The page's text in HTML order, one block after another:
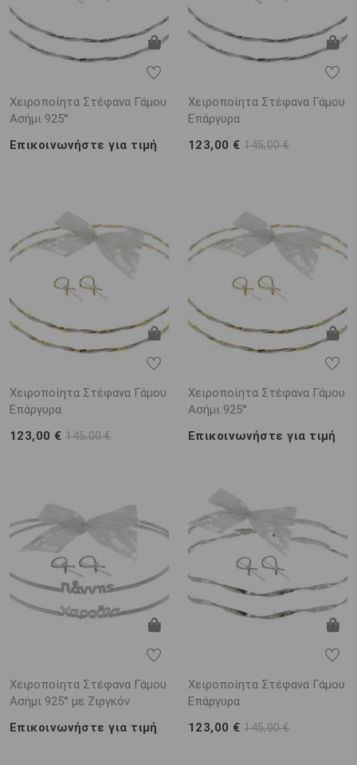
Χειροποίητα Στέφανα Γάμου
Ασήμι 925°
Επικοινωνήστε για τιμή
Χειροποίητα Στέφανα Γάμου
Επάργυρα
123,00 €145,00 €
Χειροποίητα Στέφανα Γάμου
Επάργυρα
123,00 €145,00 €
Χειροποίητα Στέφανα Γάμου
Ασήμι 925°
Επικοινωνήστε για τιμή
Χειροποίητα Στέφανα Γάμου
Ασήμι 925° με Ζιργκόν
Επικοινωνήστε για τιμή
Χειροποίητα Στέφανα Γάμου
Επάργυρα
123,00 €145,00 €